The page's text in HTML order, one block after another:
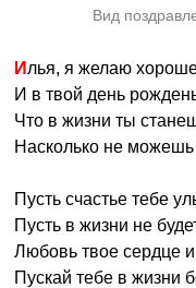
Вид
Илья, я желаю
И в твой день
Что в жизни ты
Насколько не можешь
Пусть счастье тебе
Пусть в жизни не
Любовь твое сердце и
Пускай тебе в жизни